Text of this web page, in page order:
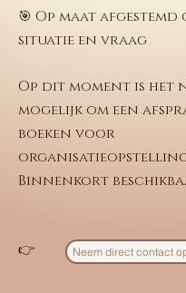
🎯 Op maat afgestemd
situatie en vraag
Op dit moment is het
mogelijk om een
boeken voor
Binnenkort
👉 Neem direct contact